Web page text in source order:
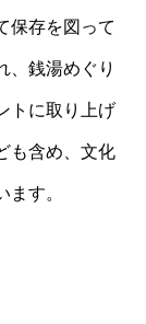
保存を図って
、銭湯めぐり
トに取り上げ
も含め、文化
す。